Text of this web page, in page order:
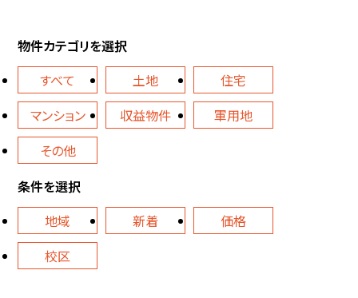
物件カテゴリを選択
すべて
土地
住宅
マンション
収益物件
軍用地
その他
条件を選択
地域
新着
価格
校区